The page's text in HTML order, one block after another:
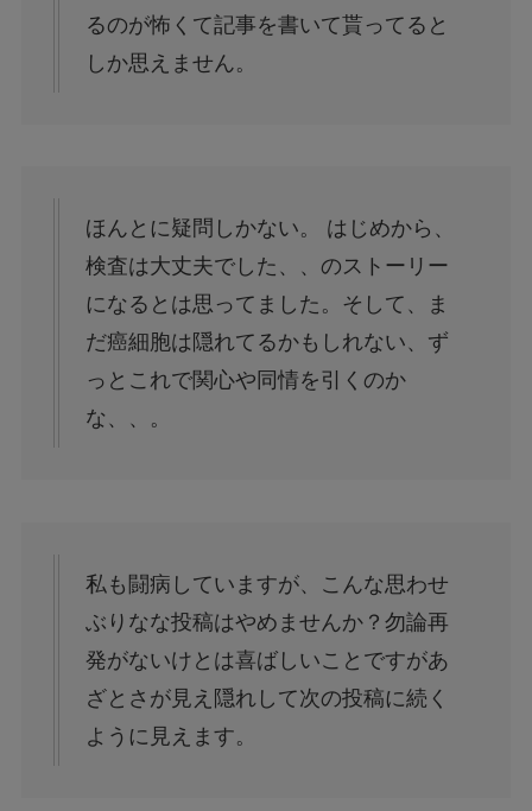
るのが怖くて記事を書いて貰ってると
しか思えません。
ほんとに疑問しかない。 はじめから、
検査は大丈夫でした、、のストーリー
になるとは思ってました。そして、ま
だ癌細胞は隠れてるかもしれない、ず
っとこれで関心や同情を引くのか
な、、。
私も闘病していますが、こんな思わせ
ぶりなな投稿はやめませんか？勿論再
発がないけとは喜ばしいことですがあ
ざとさが見え隠れして次の投稿に続く
ように見えます。